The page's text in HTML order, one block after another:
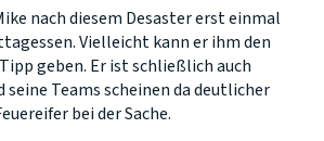
nach diesem Desaster erst einmal
Vielleicht kann er ihm den
geben. Er ist schließlich auch
Teams scheinen da deutlicher
bei der Sache.